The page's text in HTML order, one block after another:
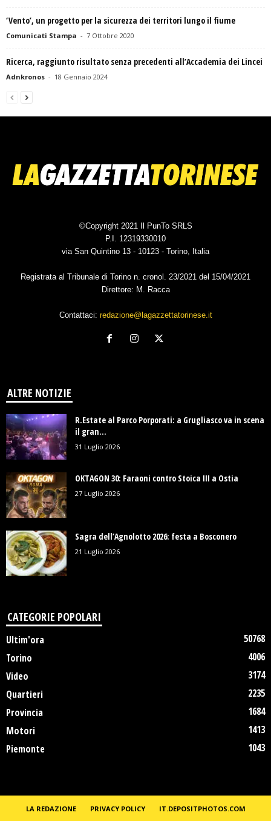
‘Vento’, un progetto per la sicurezza dei territori lungo il fiume
Comunicati Stampa - 7 Ottobre 2020
Ricerca, raggiunto risultato senza precedenti all’Accademia dei Lincei
Adnkronos - 18 Gennaio 2024
©Copyright 2021 Il PunTo SRLS
P.I. 12319330010
via San Quintino 13 - 10123 - Torino, Italia
Registrata al Tribunale di Torino n. cronol. 23/2021 del 15/04/2021
Direttore: M. Racca
Contattaci: redazione@lagazzettatorinese.it
ALTRE NOTIZIE
R.Estate al Parco Porporati: a Grugliasco va in scena
il gran...
31 Luglio 2026
OKTAGON 30: Faraoni contro Stoica III a Ostia
27 Luglio 2026
Sagra dell’Agnolotto 2026: festa a Bosconero
21 Luglio 2026
CATEGORIE POPOLARI
Ultim'ora
50768
Torino
4006
Video
3174
Quartieri
2235
Provincia
1684
Motori
1413
Piemonte
1043
LA REDAZIONE PRIVACY POLICY IT.DEPOSITPHOTOS.COM